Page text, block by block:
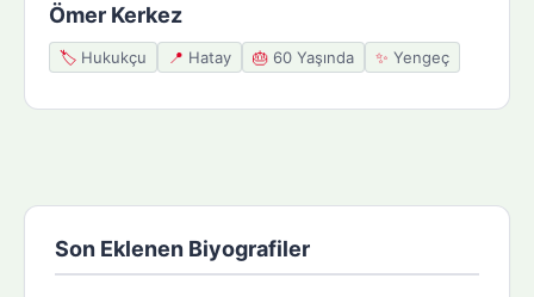
Ömer Kerkez
🏷️ Hukukçu 📍 Hatay 🎂 60 Yaşında ✨ Yengeç
Son Eklenen Biyografiler